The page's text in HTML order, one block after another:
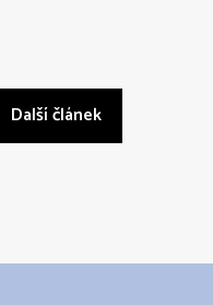
Další článek